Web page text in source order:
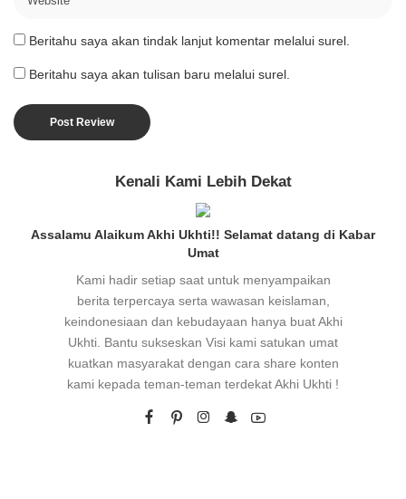
Beritahu saya akan tindak lanjut komentar melalui surel.
Beritahu saya akan tulisan baru melalui surel.
Kenali Kami Lebih Dekat
Assalamu Alaikum Akhi Ukhti!! Selamat datang di Kabar
Umat
Kami hadir setiap saat untuk menyampaikan
berita terpercaya serta wawasan keislaman,
keindonesiaan dan kebudayaan hanya buat Akhi
Ukhti. Bantu sukseskan Visi kami satukan umat
kuatkan masyarakat dengan cara share konten
kami kepada teman-teman terdekat Akhi Ukhti !